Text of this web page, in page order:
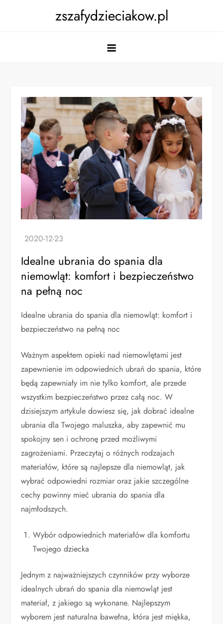
zszafydzieciakow.pl
Idealne ubrania do spania dla
niemowląt: komfort i bezpieczeństwo
na pełną noc
Idealne ubrania do spania dla niemowląt: komfort i
bezpieczeństwo na pełną noc
Ważnym aspektem opieki nad niemowlętami jest
zapewnienie im odpowiednich ubrań do spania, które
będą zapewniały im nie tylko komfort, ale przede
wszystkim bezpieczeństwo przez całą noc. W
dzisiejszym artykule dowiesz się, jak dobrać idealne
ubrania dla Twojego maluszka, aby zapewnić mu
spokojny sen i ochronę przed możliwymi
zagrożeniami. Przeczytaj o różnych rodzajach
materiałów, które są najlepsze dla niemowląt, jak
wybrać odpowiedni rozmiar oraz jakie szczególne
cechy powinny mieć ubrania do spania dla
najmłodszych.
Wybór odpowiednich materiałów dla komfortu
Twojego dziecka
Jednym z najważniejszych czynników przy wyborze
idealnych ubrań do spania dla niemowląt jest
materiał, z jakiego są wykonane. Najlepszym
wyborem jest naturalna bawełna, która jest miękka,